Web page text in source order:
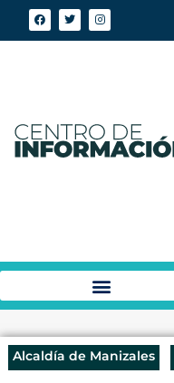
Alcaldía de Manizales